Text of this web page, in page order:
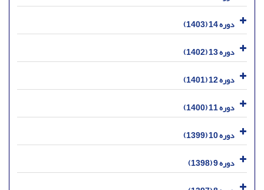
دوره 14 (1403)
دوره 13 (1402)
دوره 12 (1401)
دوره 11 (1400)
دوره 10 (1399)
دوره 9 (1398)